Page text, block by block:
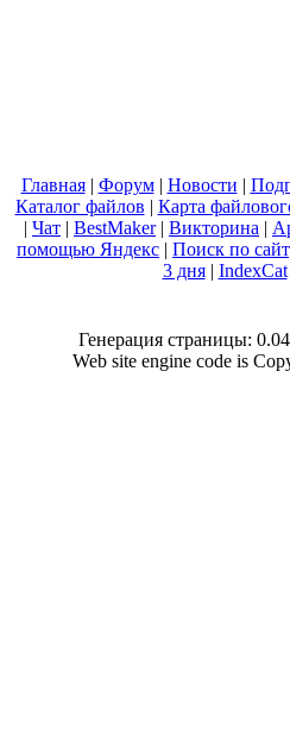
Главная| Форум| Новости |
Каталог файлов | Карта
| Чат | BestMaker| Викторина |
помощью Яндекс | Поиск по
3 дня| IndexCat
Генерация страницы:
Web site engine code is